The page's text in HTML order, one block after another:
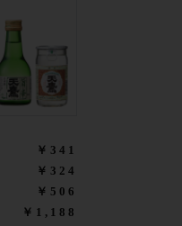
￥341
￥324
￥506
￥1,188